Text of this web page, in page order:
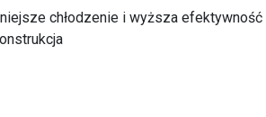
chłodzenie i wyższa efektywność